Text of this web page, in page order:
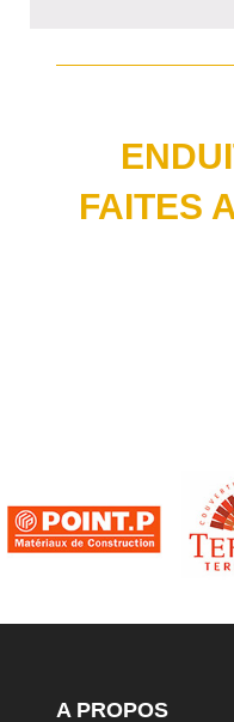
FAITES
A PROPOS